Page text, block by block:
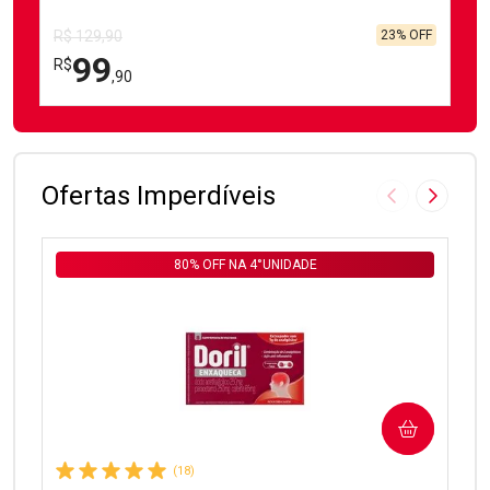
R$ 129,90
R$99,90
23% OFF
FECHAR
FECHAR
Ofertas Imperdíveis Imagem
(18)
80% OFF NA 4°UNIDADE
COMPRAR